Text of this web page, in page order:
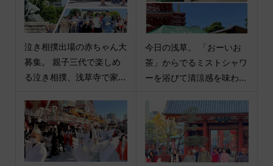
泣き相撲出場の赤ちゃん大
募集。 親子三代で楽しめ
る泣き相撲、浅草寺で家...
今日の浅草。 「おーいお
茶」からでるミストシャワ
ーを浴びて清涼感を味わ...